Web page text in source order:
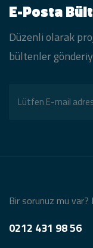
E-Posta
Düzenli olarak
bültenler
Bir sorunuz mu var?
0212 431 98 56